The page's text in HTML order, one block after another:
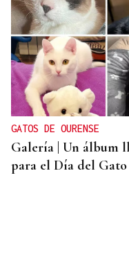
OBITUARIO
Muere a los 50 años
del icónico tema
GATOS DE OURENSE
Galería | Un álbum
para el Día del Gato